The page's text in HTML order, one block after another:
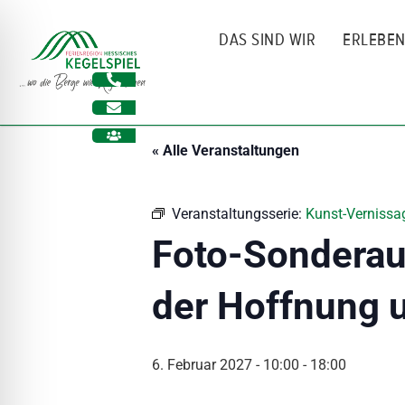
springen
DAS SIND WIR ERLEBEN
« Alle Veranstaltungen
Veranstaltungsserie: Kunst-
Foto-
der Hoffnung
6. Februar 2027 - 10:00 - 18:00